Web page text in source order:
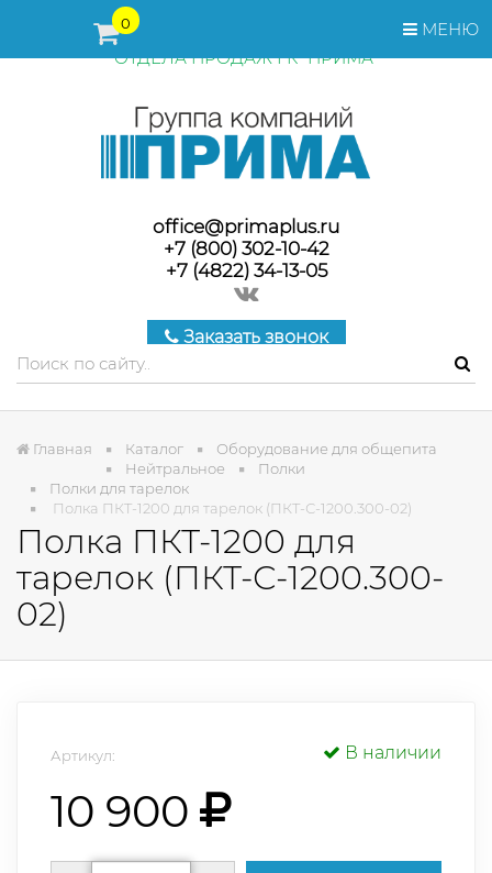
МЕНЮ
0
ПЕРЕД ОФОРМЛЕНИЕМ ЗАКАЗА, СТОИМОСТЬ И СРОКИ
ПОСТАВКИ ТОВАРА УТОЧНЯЙТЕ У МЕНЕДЖЕРОВ
ОТДЕЛА ПРОДАЖ ГК "ПРИМА"
office@primaplus.ru
+7 (800) 302-10-42
+7 (4822) 34-13-05
Заказать звонок
Главная Каталог
Оборудование для общепита
Нейтральное
Полки
Полки для тарелок
Полка ПКТ-1200 для тарелок (ПКТ-С-1200.300-02)
Полка ПКТ-1200 для
тарелок (ПКТ-С-1200.300-
02)
Артикул: В наличии
10 900